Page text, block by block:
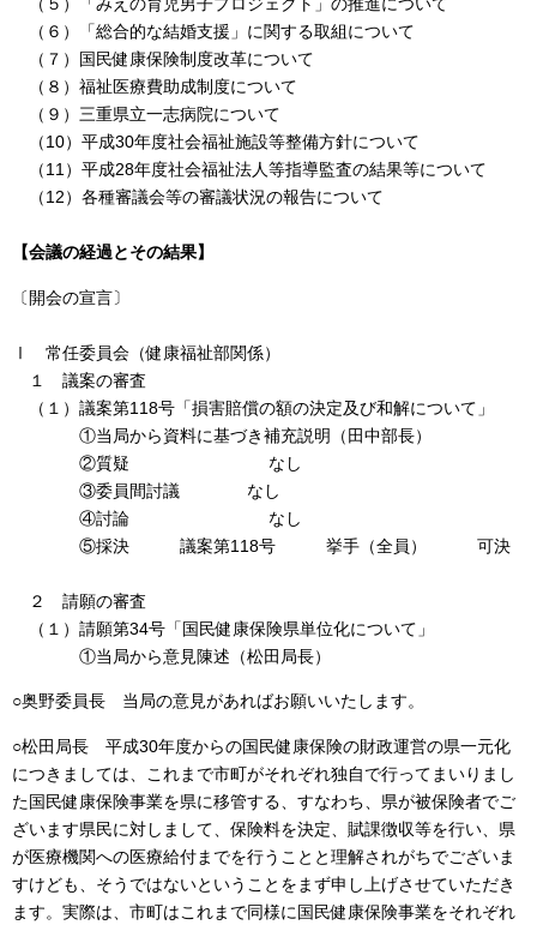
（５）「みえの育児男子プロジェクト」の推進について
（６）「総合的な結婚支援」に関する取組について
（７）国民健康保険制度改革について
（８）福祉医療費助成制度について
（９）三重県立一志病院について
（10）平成30年度社会福祉施設等整備方針について
（11）平成28年度社会福祉法人等指導監査の結果等について
（12）各種審議会等の審議状況の報告について
【会議の経過とその結果】
〔開会の宣言〕
Ⅰ 常任委員会（健康福祉部関係）
１ 議案の審査
（１）議案第118号「損害賠償の額の決定及び和解について」
①当局から資料に基づき補充説明（田中部長）
②質疑 なし
③委員間討議 なし
④討論 なし
⑤採決 議案第118号 挙手（全員） 可決
２ 請願の審査
（１）請願第34号「国民健康保険県単位化について」
①当局から意見陳述（松田局長）
○奥野委員長 当局の意見があればお願いいたします。
○松田局長 平成30年度からの国民健康保険の財政運営の県一元化
につきましては、これまで市町がそれぞれ独自で行ってまいりまし
た国民健康保険事業を県に移管する、すなわち、県が被保険者でご
ざいます県民に対しまして、保険料を決定、賦課徴収等を行い、県
が医療機関への医療給付までを行うことと理解されがちでございま
すけども、そうではないということをまず申し上げさせていただき
ます。実際は、市町はこれまで同様に国民健康保険事業をそれぞれ